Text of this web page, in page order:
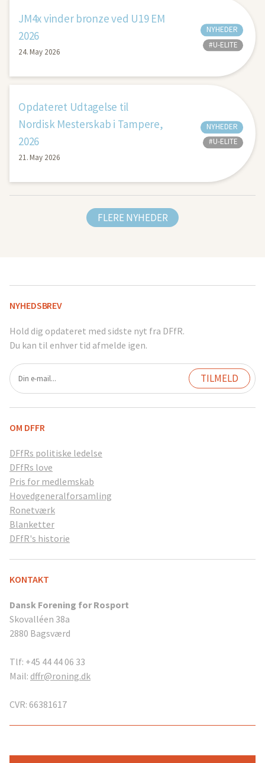
JM4x vinder bronze ved U19 EM
2026
24. May 2026
NYHEDER
#U-ELITE
Opdateret Udtagelse til
Nordisk Mesterskab i Tampere,
2026
21. May 2026
NYHEDER
#U-ELITE
FLERE NYHEDER
NYHEDSBREV
Hold dig opdateret med sidste nyt fra DFfR.
Du kan til enhver tid afmelde igen.
OM DFFR
DFfRs politiske ledelse
DFfRs love
Pris for medlemskab
Hovedgeneralforsamling
Ronetværk
Blanketter
DFfR's historie
KONTAKT
Dansk Forening for Rosport
Skovalléen 38a
2880 Bagsværd
Tlf: +45 44 44 06 33
Mail: dffr@roning.dk
CVR: 66381617